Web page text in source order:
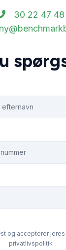
30 22 47 48
og accepterer
privatlivspolitik